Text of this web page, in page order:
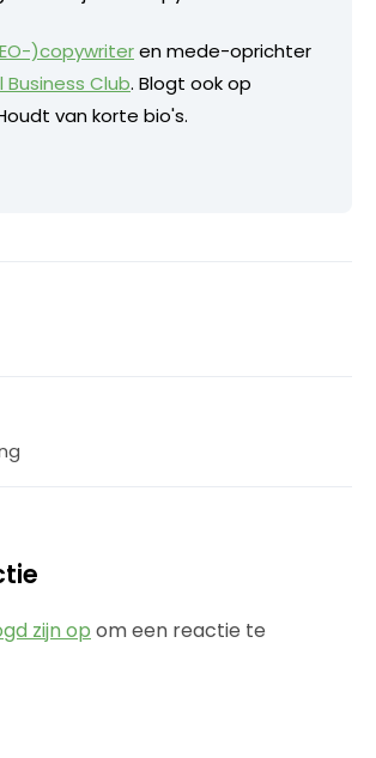
)copywriteren mede-oprichter
Business Club. Blogt ook op
van korte bio's.
zijn op om een reactie te